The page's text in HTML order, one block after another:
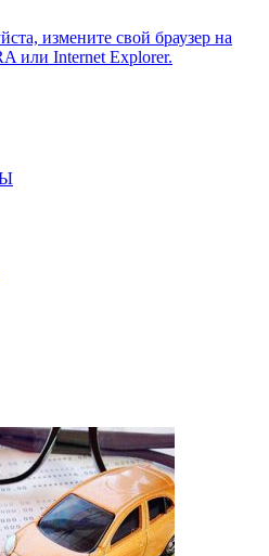
измените свой браузер на
или Internet Explorer.